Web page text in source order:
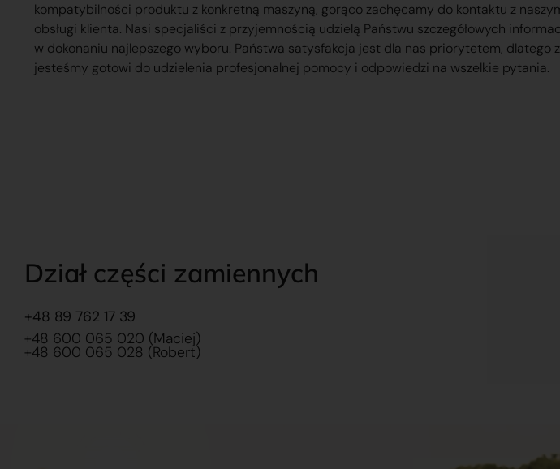
kompatybilności produktu z konkretną maszyną, gorąco zachęcamy do kontaktu z
obsługi klienta. Nasi specjaliści z przyjemnością udzielą Państwu szczegółowych
w dokonaniu najlepszego wyboru. Państwa satysfakcja jest dla nas priorytetem, dlatego
jesteśmy gotowi do udzielenia profesjonalnej pomocy i odpowiedzi na wszelkie pytania.
Dział części zamiennych
+48 89 762 17 39
+48 600 065 020 (Maciej)
+48 600 065 028 (Robert)